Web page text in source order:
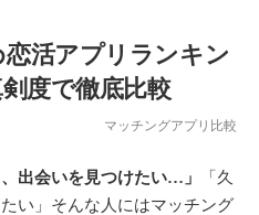
恋活アプリランキン
度で徹底比較
マッチングアプリ比較
出会いを見つけたい…」
「久
い」そんな人にはマッチング